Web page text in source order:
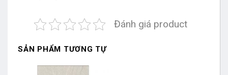
Đánh giá product
SẢN PHẨM TƯƠNG TỰ